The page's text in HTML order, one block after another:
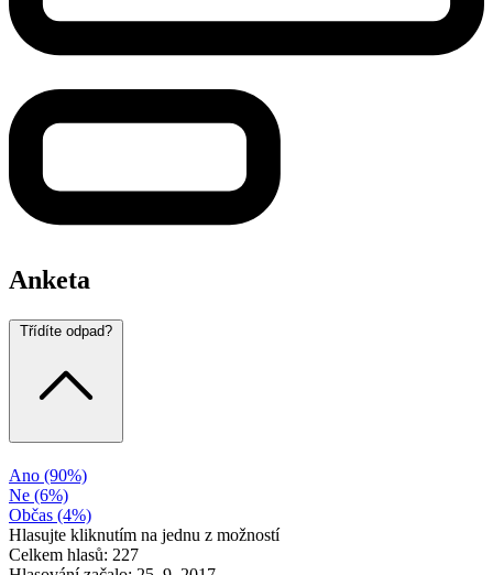
Anketa
Třídíte odpad?
Ano (90%)
Ne (6%)
Občas (4%)
Hlasujte kliknutím na jednu z možností
Celkem hlasů: 227